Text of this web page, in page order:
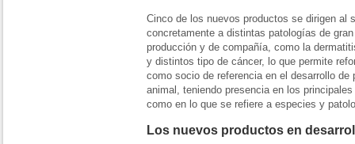
Cinco de los nuevos productos se dirigen al
concretamente a distintas patologías de
producción y de compañía, como la
y distintos tipo de cáncer, lo que permite
como socio de referencia en el desarrollo de
animal, teniendo presencia en los
como en lo que se refiere a especies y
Los nuevos productos en